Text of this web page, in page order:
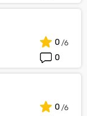
0
0
0